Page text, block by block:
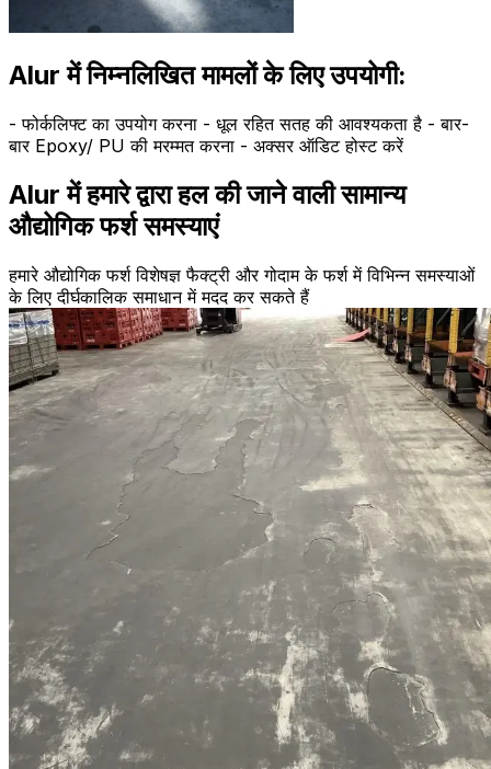
Alur में निम्नलिखित मामलों के लिए उपयोगी:
- फोर्कलिफ्ट का उपयोग करना - धूल रहित सतह की आवश्यकता है - बार-
बार Epoxy/ PU की मरम्मत करना - अक्सर ऑडिट होस्ट करें
Alur में हमारे द्वारा हल की जाने वाली सामान्य
औद्योगिक फर्श समस्याएं
हमारे औद्योगिक फर्श विशेषज्ञ फैक्ट्री और गोदाम के फर्श में विभिन्न समस्याओं
के लिए दीर्घकालिक समाधान में मदद कर सकते हैं